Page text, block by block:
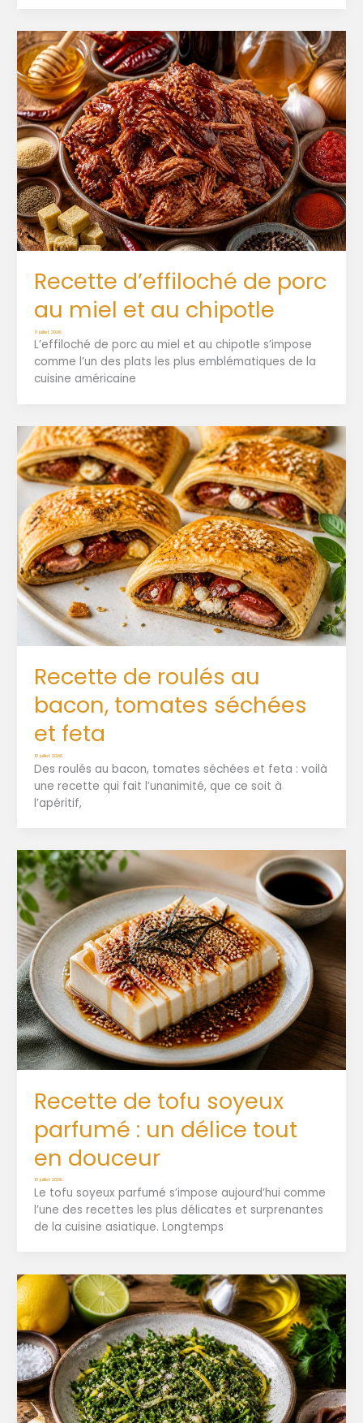
Recette d’effiloché de porc
au miel et au chipotle
11 juillet 2026
L’effiloché de porc au miel et au chipotle s’impose
comme l’un des plats les plus emblématiques de la
cuisine américaine
Recette de roulés au
bacon, tomates séchées
et feta
10 juillet 2026
Des roulés au bacon, tomates séchées et feta : voilà
une recette qui fait l’unanimité, que ce soit à
l’apéritif,
Recette de tofu soyeux
parfumé : un délice tout
en douceur
10 juillet 2026
Le tofu soyeux parfumé s’impose aujourd’hui comme
l’une des recettes les plus délicates et surprenantes
de la cuisine asiatique. Longtemps